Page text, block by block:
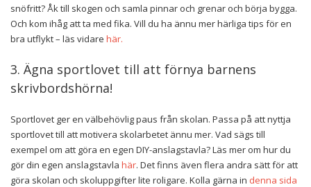
snöfritt? Åk till skogen och samla pinnar och grenar och börja bygga.
Och kom ihåg att ta med fika. Vill du ha ännu mer härliga tips för en
bra utflykt – läs vidare här.
3. Ägna sportlovet till att förnya barnens
skrivbordshörna!
Sportlovet ger en välbehövlig paus från skolan. Passa på att nyttja
sportlovet till att motivera skolarbetet ännu mer. Vad sägs till
exempel om att göra en egen DIY-anslagstavla? Läs mer om hur du
gör din egen anslagstavla här. Det finns även flera andra sätt för att
göra skolan och skoluppgifter lite roligare. Kolla gärna in denna sida